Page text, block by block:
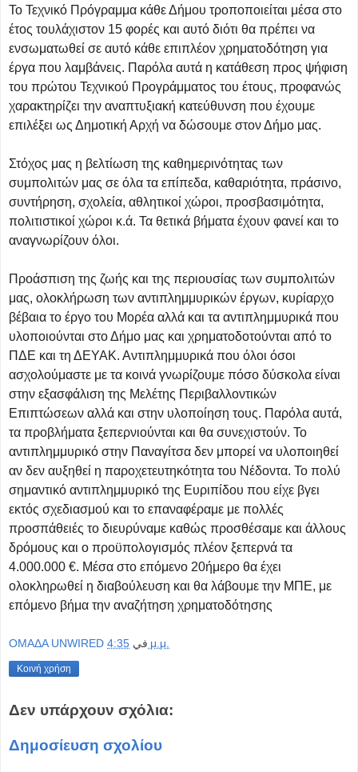
Το Τεχνικό Πρόγραμμα κάθε Δήμου τροποποιείται μέσα στο
έτος τουλάχιστον 15 φορές και αυτό διότι θα πρέπει να
ενσωματωθεί σε αυτό κάθε επιπλέον χρηματοδότηση για
έργα που λαμβάνεις. Παρόλα αυτά η κατάθεση προς ψήφιση
του πρώτου Τεχνικού Προγράμματος του έτους, προφανώς
χαρακτηρίζει την αναπτυξιακή κατεύθυνση που έχουμε
επιλέξει ως Δημοτική Αρχή να δώσουμε στον Δήμο μας.
Στόχος μας η βελτίωση της καθημερινότητας των
συμπολιτών μας σε όλα τα επίπεδα, καθαριότητα, πράσινο,
συντήρηση, σχολεία, αθλητικοί χώροι, προσβασιμότητα,
πολιτιστικοί χώροι κ.ά. Τα θετικά βήματα έχουν φανεί και το
αναγνωρίζουν όλοι.
Προάσπιση της ζωής και της περιουσίας των συμπολιτών
μας, ολοκλήρωση των αντιπλημμυρικών έργων, κυρίαρχο
βέβαια το έργο του Μορέα αλλά και τα αντιπλημμυρικά που
υλοποιούνται στο Δήμο μας και χρηματοδοτούνται από το
ΠΔΕ και τη ΔΕΥΑΚ. Αντιπλημμυρικά που όλοι όσοι
ασχολούμαστε με τα κοινά γνωρίζουμε πόσο δύσκολα είναι
στην εξασφάλιση της Μελέτης Περιβαλλοντικών
Επιπτώσεων αλλά και στην υλοποίηση τους. Παρόλα αυτά,
τα προβλήματα ξεπερνιούνται και θα συνεχιστούν. Το
αντιπλημμυρικό στην Παναγίτσα δεν μπορεί να υλοποιηθεί
αν δεν αυξηθεί η παροχετευτηκότητα του Νέδοντα. Το πολύ
σημαντικό αντιπλημμυρικό της Ευριπίδου που είχε βγει
εκτός σχεδιασμού και το επαναφέραμε με πολλές
προσπάθειές το διευρύναμε καθώς προσθέσαμε και άλλους
δρόμους και ο προϋπολογισμός πλέον ξεπερνά τα
4.000.000 €. Μέσα στο επόμενο 20ήμερο θα έχει
ολοκληρωθεί η διαβούλευση και θα λάβουμε την ΜΠΕ, με
επόμενο βήμα την αναζήτηση χρηματοδότησης
OMAΔΑ UNWIRED في 4:35 μ.μ.
Κοινή χρήση
Δεν υπάρχουν σχόλια:
Δημοσίευση σχολίου